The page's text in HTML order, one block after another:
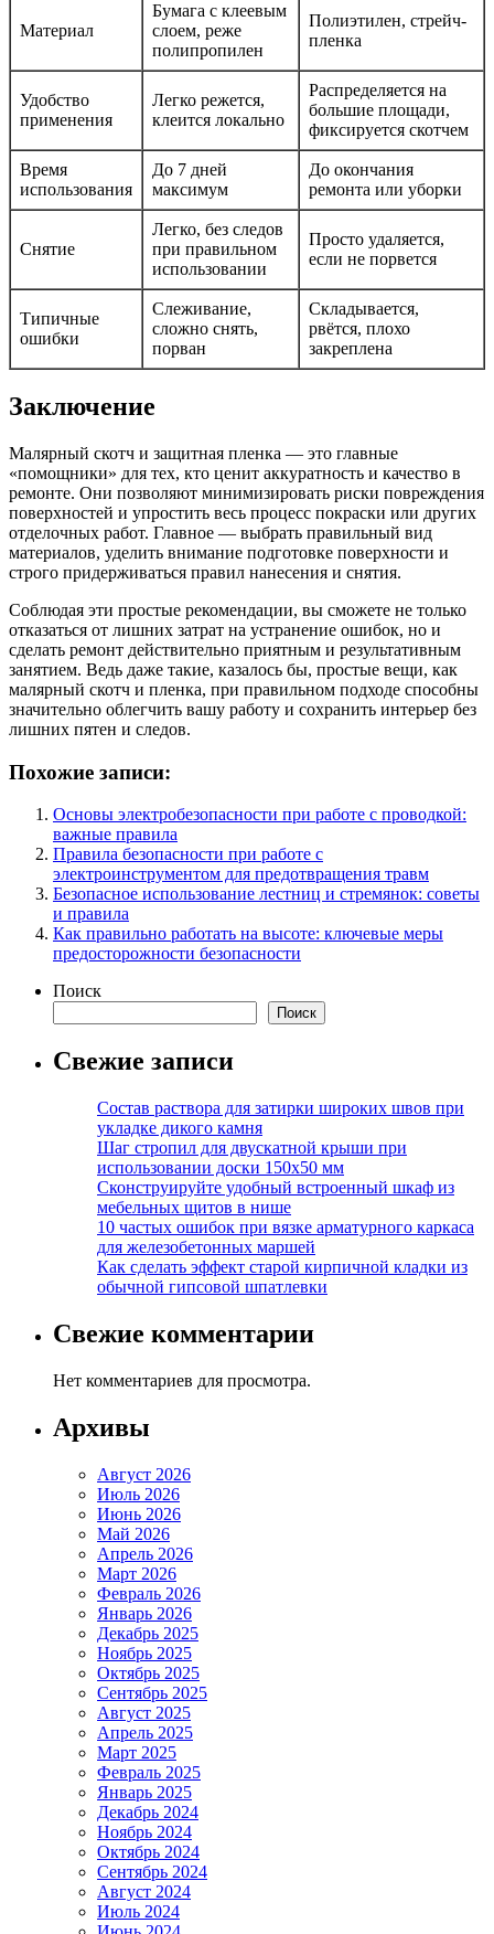
Материал
Бумага с клеевым
слоем, реже
полипропилен
Полиэтилен, стрейч-
пленка
Удобство
применения
Легко режется,
клеится локально
Распределяется на
большие площади,
фиксируется скотчем
Время
использования
До 7 дней
максимум
До окончания
ремонта или уборки
Снятие
Легко, без следов
при правильном
использовании
Просто удаляется,
если не порвется
Типичные
ошибки
Слеживание,
сложно снять,
порван
Складывается,
рвётся, плохо
закреплена
Заключение
Малярный скотч и защитная пленка — это главные
«помощники» для тех, кто ценит аккуратность и качество в
ремонте. Они позволяют минимизировать риски повреждения
поверхностей и упростить весь процесс покраски или других
отделочных работ. Главное — выбрать правильный вид
материалов, уделить внимание подготовке поверхности и
строго придерживаться правил нанесения и снятия.
Соблюдая эти простые рекомендации, вы сможете не только
отказаться от лишних затрат на устранение ошибок, но и
сделать ремонт действительно приятным и результативным
занятием. Ведь даже такие, казалось бы, простые вещи, как
малярный скотч и пленка, при правильном подходе способны
значительно облегчить вашу работу и сохранить интерьер без
лишних пятен и следов.
Похожие записи:
Основы электробезопасности при работе с проводкой:
важные правила
Правила безопасности при работе с
электроинструментом для предотвращения травм
Безопасное использование лестниц и стремянок: советы
и правила
Как правильно работать на высоте: ключевые меры
предосторожности безопасности
Поиск
Поиск
Свежие записи
Состав раствора для затирки широких швов при
укладке дикого камня
Шаг стропил для двускатной крыши при
использовании доски 150х50 мм
Сконструируйте удобный встроенный шкаф из
мебельных щитов в нише
10 частых ошибок при вязке арматурного каркаса
для железобетонных маршей
Как сделать эффект старой кирпичной кладки из
обычной гипсовой шпатлевки
Свежие комментарии
Нет комментариев для просмотра.
Архивы
Август 2026
Июль 2026
Июнь 2026
Май 2026
Апрель 2026
Март 2026
Февраль 2026
Январь 2026
Декабрь 2025
Ноябрь 2025
Октябрь 2025
Сентябрь 2025
Август 2025
Апрель 2025
Март 2025
Февраль 2025
Январь 2025
Декабрь 2024
Ноябрь 2024
Октябрь 2024
Сентябрь 2024
Август 2024
Июль 2024